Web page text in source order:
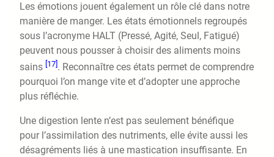
Les émotions jouent également un rôle clé dans notre
manière de manger. Les états émotionnels regroupés
sous l’acronyme HALT (Pressé, Agité, Seul, Fatigué)
peuvent nous pousser à choisir des aliments moins
sains [17] . Reconnaître ces états permet de comprendre
pourquoi l’on mange vite et d’adopter une approche
plus réfléchie.
Une digestion lente n’est pas seulement bénéfique
pour l’assimilation des nutriments, elle évite aussi les
désagréments liés à une mastication insuffisante. En